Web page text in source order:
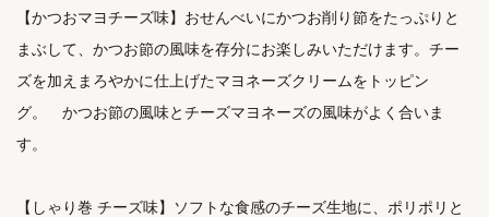
【かつおマヨチーズ味】おせんべいにかつお削り節をたっぷりと
まぶして、かつお節の風味を存分にお楽しみいただけます。チー
ズを加えまろやかに仕上げたマヨネーズクリームをトッピン
グ。　かつお節の風味とチーズマヨネーズの風味がよく合いま
す。
【しゃり巻 チーズ味】ソフトな食感のチーズ生地に、ポリポリと